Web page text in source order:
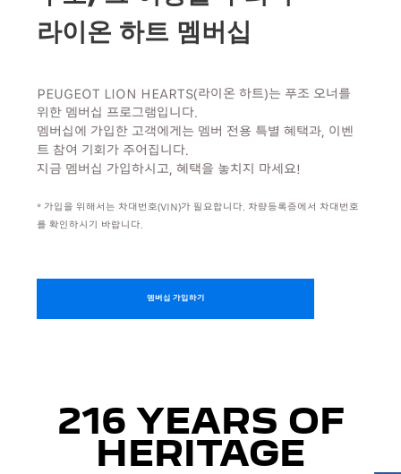
라이온 하트 멤버십
PEUGEOT LION HEARTS(라이온 하트)는 푸조 오너를
위한 멤버십 프로그램입니다.
멤버십에 가입한 고객에게는 멤버 전용 특별 혜택과, 이벤
트 참여 기회가 주어집니다.
지금 멤버십 가입하시고, 혜택을 놓치지 마세요!
* 가입을 위해서는 차대번호(VIN)가 필요합니다. 차량등록증에서 차대번호
를 확인하시기 바랍니다.
멤버십 가입하기
216 YEARS OF
HERITAGE